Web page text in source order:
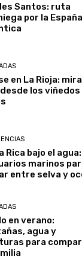
Santos: ruta
por la España
en La Rioja:
los viñedos
Rica bajo el
marinos
entre selva y
en verano:
agua y
para